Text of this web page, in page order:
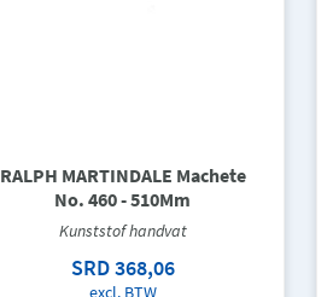
RALPH MARTINDALE Machete
No. 460 - 510Mm
Kunststof handvat
SRD 368,06